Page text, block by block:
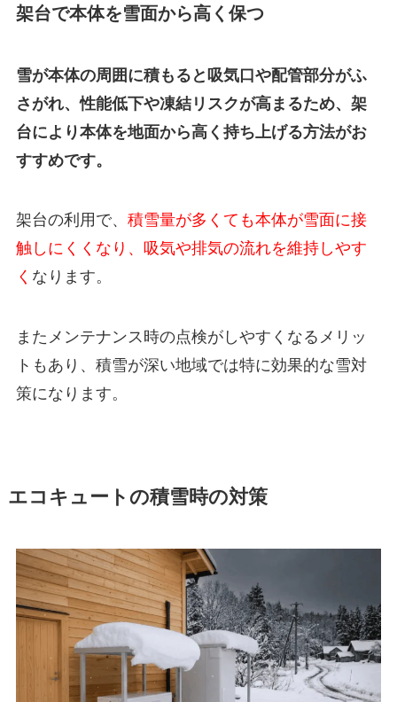
架台で本体を雪面から高く保つ
雪が本体の周囲に積もると吸気口や配管部分がふ
さがれ、性能低下や凍結リスクが高まるため、架
台により本体を地面から高く持ち上げる方法がお
すすめです。
架台の利用で、 積雪量が多くても本体が雪面に接
触しにくくなり、吸気や排気の流れを維持しやす
く なります。
またメンテナンス時の点検がしやすくなるメリッ
トもあり、積雪が深い地域では特に効果的な雪対
策になります。
エコキュートの積雪時の対策